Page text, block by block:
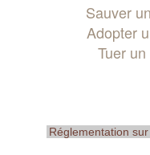
Sauver
Adopter
Tuer
Réglementation